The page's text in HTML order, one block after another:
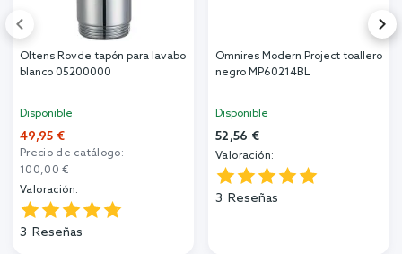
Oltens Rovde tapón para lavabo
blanco 05200000
Disponible
49,95 €
Precio de catálogo:
100,00 €
Valoración:
3 Reseñas
Omnires Modern Project toallero
negro MP60214BL
Disponible
52,56 €
Valoración:
3 Reseñas